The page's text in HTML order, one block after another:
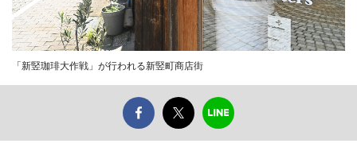
「新竪珈琲大作戦」が行われる新竪町商店街